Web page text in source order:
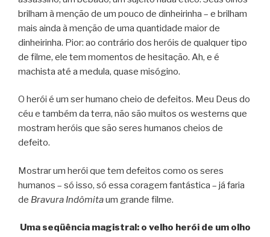
brilham à menção de um pouco de dinheirinha – e brilham
mais ainda à menção de uma quantidade maior de
dinheirinha. Pior: ao contrário dos heróis de qualquer tipo
de filme, ele tem momentos de hesitação. Ah, e é
machista até a medula, quase misógino.
O herói é um ser humano cheio de defeitos. Meu Deus do
céu e também da terra, não são muitos os westerns que
mostram heróis que são seres humanos cheios de
defeito.
Mostrar um herói que tem defeitos como os seres
humanos – só isso, só essa coragem fantástica – já faria
de Bravura Indômitaum grande filme.
Uma seqüência magistral: o velho herói de um olho